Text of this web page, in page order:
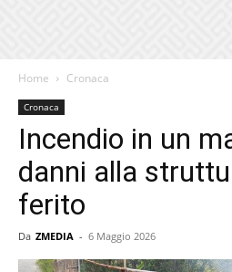
Home Cronaca
Cronaca
Incendio in un
danni alla
ferito
Da ZMEDIA - 6 Maggio 2026